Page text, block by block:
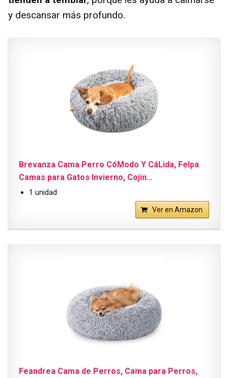
y descansar más profundo.
Brevanza Cama Perro CóModo Y CáLida, Felpa
Camas para Gatos Invierno, Cojin…
1 unidad
Ver en Amazon
Feandrea Cama de Perros, Cama para Perros,